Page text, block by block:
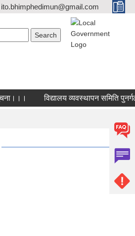
विद्यालय व्यवस्थापन समिति